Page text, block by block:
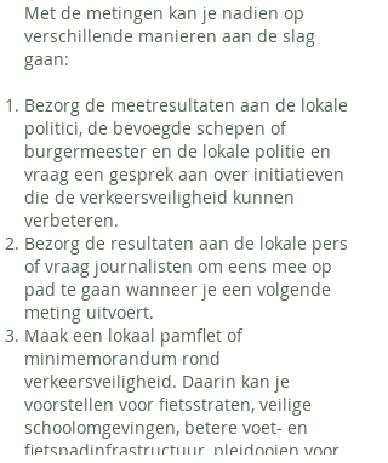
Met de metingen kan je nadien op
verschillende manieren aan de slag
gaan:
Bezorg de meetresultaten aan de lokale
politici, de bevoegde schepen of
burgermeester en de lokale politie en
vraag een gesprek aan over initiatieven
die de verkeersveiligheid kunnen
verbeteren.
Bezorg de resultaten aan de lokale pers
of vraag journalisten om eens mee op
pad te gaan wanneer je een volgende
meting uitvoert.
Maak een lokaal pamflet of
minimemorandum rond
verkeersveiligheid. Daarin kan je
voorstellen voor fietsstraten, veilige
schoolomgevingen, betere voet- en
fietspadinfrastructuur, pleidooien voor